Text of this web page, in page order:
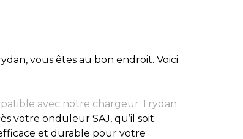
vous êtes au bon endroit. Voici
avec notre chargeur Trydan.
votre onduleur SAJ, qu’il soit
et durable pour votre